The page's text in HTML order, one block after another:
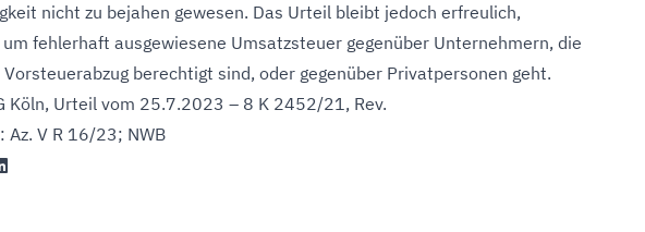
nicht zu bejahen gewesen. Das Urteil bleibt jedoch erfreulich,
fehlerhaft ausgewiesene Umsatzsteuer gegenüber Unternehmern, die
berechtigt sind, oder gegenüber Privatpersonen geht.
Köln, Urteil vom 25.7.2023 – 8 K 2452/21, Rev.
Az. V R 16/23; NWB